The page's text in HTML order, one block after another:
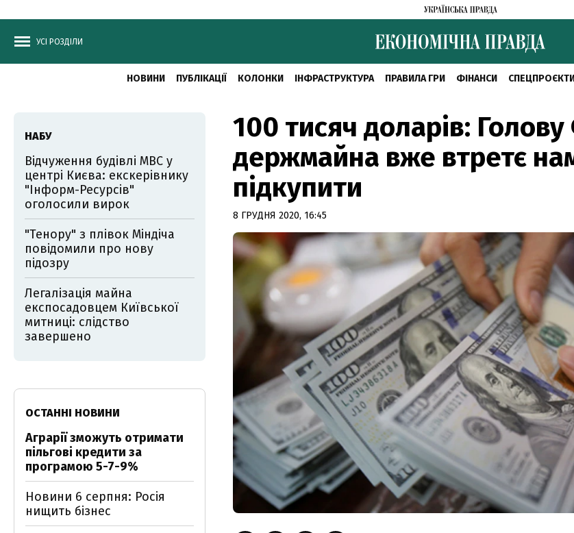
УСІ РОЗДІЛИ
НОВИНИ ПУБЛІКАЦІЇ КОЛОНКИ ІНФРАСТРУКТУРА ПРАВИЛА ГРИ ФІНАНСИ
100 тисяч доларів:
держмайна вже втретє
підкупити
8 ГРУДНЯ 2020, 16:45
НАБУ
Відчуження будівлі МВС у
центрі Києва: екскерівнику
"Інформ-Ресурсів"
оголосили вирок
"Тенору" з плівок Міндіча
повідомили про нову
підозру
Легалізація майна
експосадовцем Київської
митниці: слідство
завершено
ОСТАННІ НОВИНИ
Аграрії зможуть отримати
пільгові кредити за
програмою 5-7-9%
Новини 6 серпня: Росія
нищить бізнес